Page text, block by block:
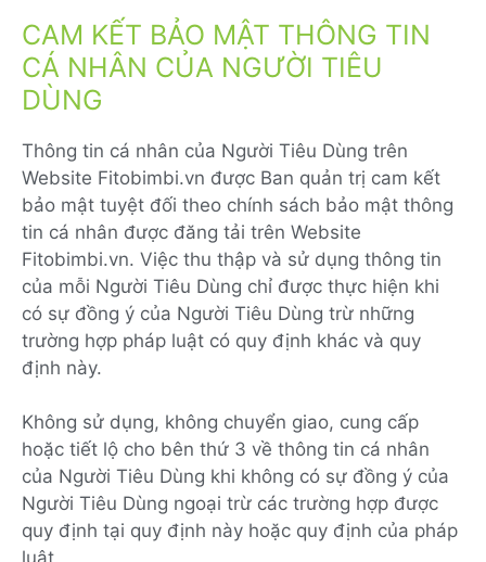
CAM KẾT BẢO MẬT THÔNG TIN
CÁ NHÂN CỦA NGƯỜI TIÊU
DÙNG
Thông tin cá nhân của Người Tiêu Dùng trên
Website Fitobimbi.vn được Ban quản trị cam kết
bảo mật tuyệt đối theo chính sách bảo mật thông
tin cá nhân được đăng tải trên Website
Fitobimbi.vn. Việc thu thập và sử dụng thông tin
của mỗi Người Tiêu Dùng chỉ được thực hiện khi
có sự đồng ý của Người Tiêu Dùng trừ những
trường hợp pháp luật có quy định khác và quy
định này.
Không sử dụng, không chuyển giao, cung cấp
hoặc tiết lộ cho bên thứ 3 về thông tin cá nhân
của Người Tiêu Dùng khi không có sự đồng ý của
Người Tiêu Dùng ngoại trừ các trường hợp được
quy định tại quy định này hoặc quy định của pháp
luật.